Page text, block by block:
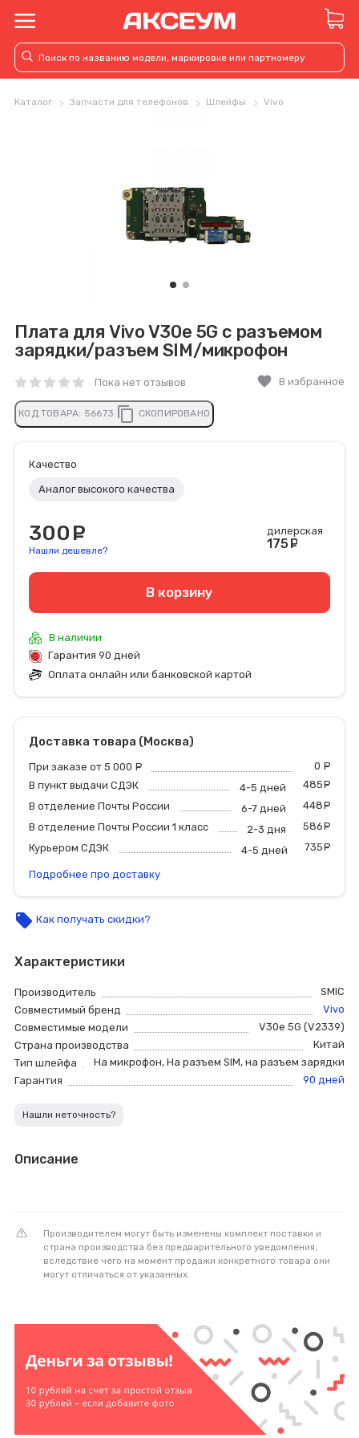
Каталог Запчасти для телефонов Шлейфы Vivo
Плата для Vivo V30e 5G с разъемом
зарядки/разъем SIM/микрофон
Пока нет отзывов favorite В избранное
КОД ТОВАРА: 56673 content_copy СКОПИРОВАНО
Качество
Аналог высокого качества
300
Нашли дешевле?
дилерская
175
В корзину
В наличии
Гарантия 90 дней
Оплата онлайн или банковской картой
Доставка товара (Москва)
При заказе от 5 000 0
В пункт выдачи СДЭК
4-5 дней 485
В отделение Почты России
6-7 дней 448
В отделение Почты России 1 класс
2-3 дня 586
Курьером СДЭК
4-5 дней 735
Подробнее про доставку
local_offer Как получать скидки?
Характеристики
Производитель
SMIC
Совместимый бренд
Vivo
Совместимые модели
V30e 5G (V2339)
Страна производства
Китай
Тип шлейфа
На микрофон, На разъем SIM, на разъем зарядки
Гарантия
90 дней
Нашли неточность?
Описание
Производителем могут быть изменены комплект поставки и
страна производства без предварительного уведомления,
вследствие чего на момент продажи конкретного товара они
могут отличаться от указанных.